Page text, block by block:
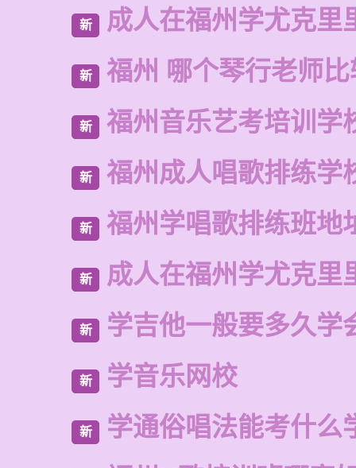
新 成人在福州学尤克里
新 福州 哪个琴行老师
新 福州音乐艺考培训学
新 福州成人唱歌排练学
新 福州学唱歌排练班地
新 成人在福州学尤克里
新 学吉他一般要多久学
新 学音乐网校
新 学通俗唱法能考什么